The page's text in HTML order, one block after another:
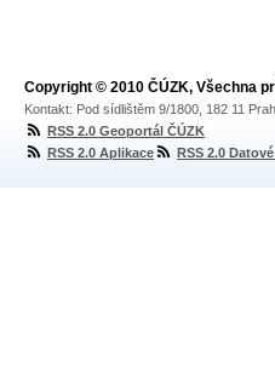
Copyright © 2010 ČÚZK, Všechna
Kontakt: Pod sídlištěm 9/1800, 182 11
RSS 2.0 Geoportál ČÚZK
RSS 2.0 Aplikace
RSS 2.0